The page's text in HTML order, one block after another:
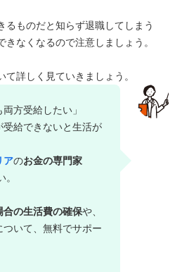
るものだと知らず退職してしまう
なくなるので注意しましょう。
詳しく見ていきましょう。
方受給したい」
受給できないと生活が
アのお金の専門家
合の生活費の確保や、
ついて、無料でサポー